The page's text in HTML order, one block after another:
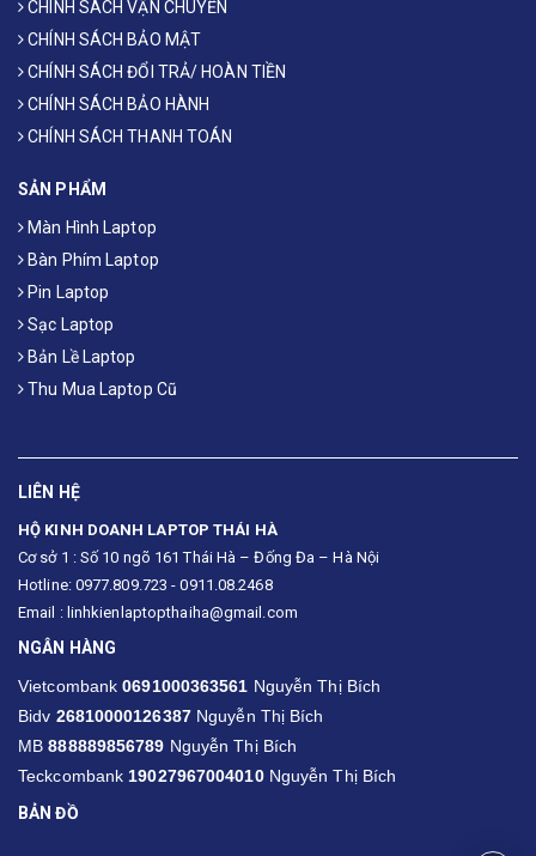
CHÍNH SÁCH VẬN CHUYỂN
CHÍNH SÁCH BẢO MẬT
CHÍNH SÁCH ĐỔI TRẢ/ HOÀN TIỀN
CHÍNH SÁCH BẢO HÀNH
CHÍNH SÁCH THANH TOÁN
SẢN PHẨM
Màn Hình Laptop
Bàn Phím Laptop
Pin Laptop
Sạc Laptop
Bản Lề Laptop
Thu Mua Laptop Cũ
LIÊN HỆ
HỘ KINH DOANH LAPTOP THÁI HÀ
Cơ sở 1 : Số 10 ngõ 161 Thái Hà – Đống Đa – Hà Nội
Hotline: 0977.809.723 - 0911.08.2468
Email : linhkienlaptopthaiha@gmail.com
NGÂN HÀNG
Vietcombank0691000363561 Nguyễn Thị Bích
Bidv 26810000126387Nguyễn Thị Bích
MB888889856789 Nguyễn Thị Bích
Teckcombank 19027967004010Nguyễn Thị Bích
BẢN ĐỒ